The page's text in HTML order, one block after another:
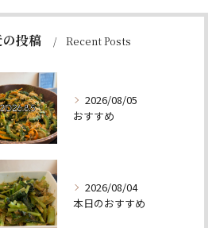
投稿 Recent Posts
2026/08/05
おすすめ
2026/08/04
本日のおすすめ